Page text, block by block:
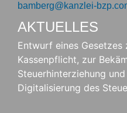
bamberg@kanzlei-
AKTUELLES
Entwurf eines Gesetzes
Kassenpflicht, zur
Steuerhinterziehung
Digitalisierung des